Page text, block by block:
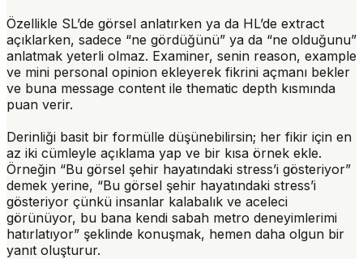
Özellikle SL’de görsel anlatırken ya da HL’de extract
açıklarken, sadece “ne gördüğünü” ya da “ne olduğunu”
anlatmak yeterli olmaz. Examiner, senin reason, example
ve mini personal opinion ekleyerek fikrini açmanı bekler
ve buna message content ile thematic depth kısmında
puan verir.
Derinliği basit bir formülle düşünebilirsin; her fikir için en
az iki cümleyle açıklama yap ve bir kısa örnek ekle.
Örneğin “Bu görsel şehir hayatındaki stress’i gösteriyor”
demek yerine, “Bu görsel şehir hayatındaki stress’i
gösteriyor çünkü insanlar kalabalık ve aceleci
görünüyor, bu bana kendi sabah metro deneyimlerimi
hatırlatıyor” şeklinde konuşmak, hemen daha olgun bir
yanıt oluşturur.